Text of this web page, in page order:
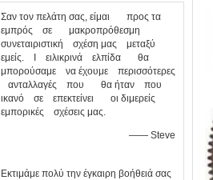
Σαν τον πελάτη σας, είμαι προς τα
εμπρός σε μακροπρόθεσμη
συνεταιριστική σχέση μας μεταξύ
εμείς. Ι ειλικρινά ελπίδα θα
μπορούσαμε να έχουμε περισσότερες
ανταλλαγές που θα ήταν που
ικανό σε επεκτείνει οι διμερείς
εμπορικές σχέσεις μας.
—— Steve
Εκτιμάμε πολύ την έγκαιρη βοήθειά σας